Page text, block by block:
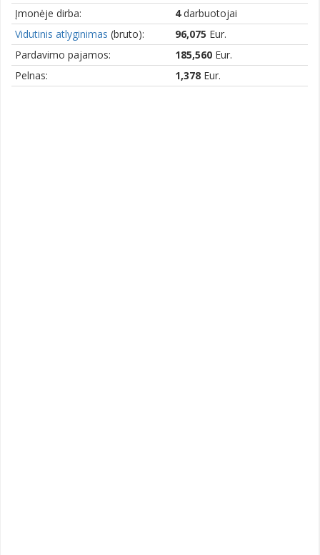
Įmonėje dirba:
4darbuotojai
Vidutinis atlyginimas (bruto): 96,075 Eur.
Pardavimo pajamos:
185,560 Eur.
Pelnas:
1,378 Eur.